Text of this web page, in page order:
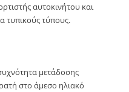
αυτοκινήτου και
τυπικούς τύπους.
μετάδοσης
στο άμεσο ηλιακό